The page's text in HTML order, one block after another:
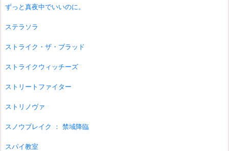
ずっと真夜中でいいのに。
ステラソラ
ストライク・ザ・ブラッド
ストライクウィッチーズ
ストリートファイター
ストリノヴァ
スノウブレイク ： 禁域降臨
スパイ教室